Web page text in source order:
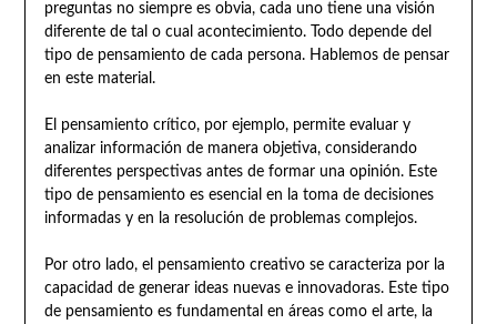
preguntas no siempre es obvia, cada uno tiene una visión
diferente de tal o cual acontecimiento. Todo depende del
tipo de pensamiento de cada persona. Hablemos de pensar
en este material.
El pensamiento crítico, por ejemplo, permite evaluar y
analizar información de manera objetiva, considerando
diferentes perspectivas antes de formar una opinión. Este
tipo de pensamiento es esencial en la toma de decisiones
informadas y en la resolución de problemas complejos.
Por otro lado, el pensamiento creativo se caracteriza por la
capacidad de generar ideas nuevas e innovadoras. Este tipo
de pensamiento es fundamental en áreas como el arte, la